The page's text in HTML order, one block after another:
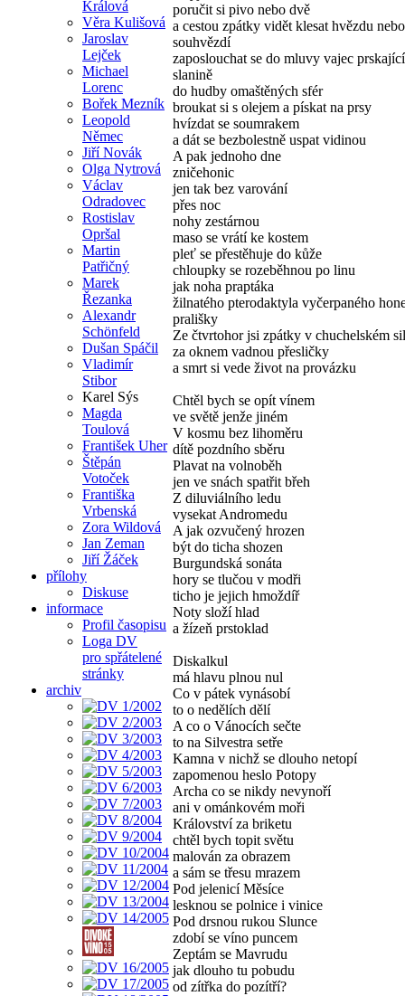
Králová
Věra Kulišová
Jaroslav
Lejček
Michael
Lorenc
Bořek Mezník
Leopold
Němec
Jiří Novák
Olga Nytrová
Václav
Odradovec
Rostislav
Opršal
Martin
Patřičný
Marek
Řezanka
Alexandr
Schönfeld
Dušan Spáčil
Vladimír
Stibor
Karel Sýs
Magda
Toulová
František Uher
Štěpán
Votoček
Františka
Vrbenská
Zora Wildová
Jan Zeman
Jiří Žáček
přílohy
Diskuse
informace
Profil časopisu
Loga DV
pro spřátelené
stránky
archiv
poručit si pivo nebo dvě
a cestou zpátky vidět klesat hvězdu nebo
souhvězdí
zaposlouchat se do mluvy vajec
slanině
do hudby omaštěných sfér
broukat si s olejem a pískat na prsy
hvízdat se soumrakem
a dát se bezbolestně uspat vidinou
A pak jednoho dne
zničehonic
jen tak bez varování
přes noc
nohy zestárnou
maso se vrátí ke kostem
pleť se přestěhuje do kůže
chloupky se rozeběhnou po linu
jak noha praptáka
žilnatého pterodaktyla vyčerpaného
prališky
Ze čtvrtohor jsi zpátky v chuchelském
za oknem vadnou přesličky
a smrt si vede život na provázku
Chtěl bych se opít vínem
ve světě jenže jiném
V kosmu bez lihoměru
dítě pozdního sběru
Plavat na volnoběh
jen ve snách spatřit břeh
Z diluviálního ledu
vysekat Andromedu
A jak ozvučený hrozen
být do ticha shozen
Burgundská sonáta
hory se tlučou v modři
ticho je jejich hmoždíř
Noty složí hlad
a žízeň prstoklad
Diskalkul
má hlavu plnou nul
Co v pátek vynásobí
to o nedělích dělí
A co o Vánocích sečte
to na Silvestra setře
Kamna v nichž se dlouho netopí
zapomenou heslo Potopy
Archa co se nikdy nevynoří
ani v ománkovém moři
Království za briketu
chtěl bych topit světu
malován za obrazem
a sám se třesu mrazem
Pod jelenicí Měsíce
lesknou se polnice i vinice
Pod drsnou rukou Slunce
zdobí se víno puncem
Zeptám se Mavrudu
jak dlouho tu pobudu
od zítřka do pozítří?